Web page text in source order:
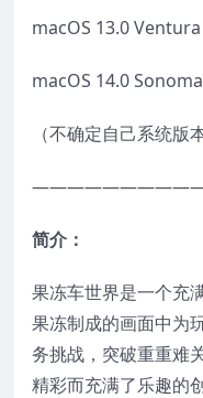
macOS 13.0 Ventura
macOS 14.0 Sonoma
（不确定自己系统版
简介：
果冻车世界是一个充
果冻制成的画面中为
务挑战，突破重重难
精彩而充满了乐趣的